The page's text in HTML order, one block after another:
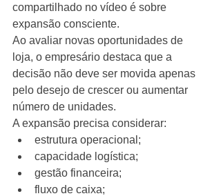
compartilhado no vídeo é sobre
expansão consciente.
Ao avaliar novas oportunidades de
loja, o empresário destaca que a
decisão não deve ser movida apenas
pelo desejo de crescer ou aumentar
número de unidades.
A expansão precisa considerar:
estrutura operacional;
capacidade logística;
gestão financeira;
fluxo de caixa;